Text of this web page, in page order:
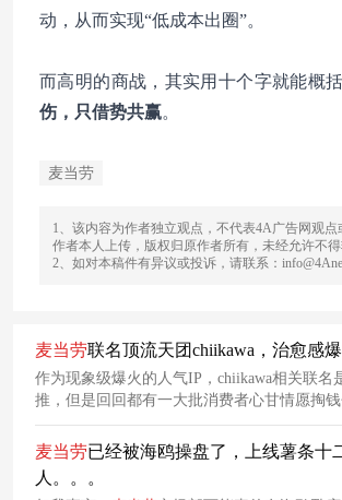
动，从而实现“低成本出圈”。
而高明的商战，其实用十个字就能
伤，只借势共赢。
麦当劳
1、该内容为作者独立观点，不代表4A广告网观点
作者本人上传，版权归原作者所有，未经允许不得
2、如对本稿件有异议或投诉，请联系：
麦当劳联名顶流天团chiikawa，治愈感
作为现象级爆火的人气IP，chiikawa相关联名
推，但是回回都有一大批消费者心甘情愿掏钱
次元顶流也不为过。捕捉到这一超级IP的商
强势出手，与chiikawa发起了限时联动。
麦当劳已经被海鸥操盘了，上线薯条十
人。。。